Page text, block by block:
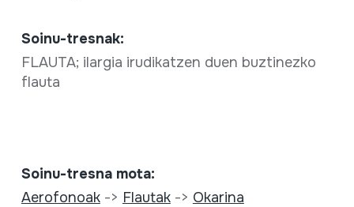
Soinu-tresnak:
FLAUTA; ilargia irudikatzen duen buztinezko
flauta
Soinu-tresna mota:
Aerofonoak-> Flautak-> Okarina